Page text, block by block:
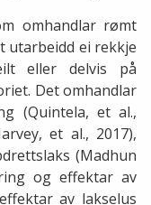
omhandlar rømt
utarbeidd ei rekkje
eller delvis på
Det omhandlar
(Quintela, et al.,
et al., 2017),
(Madhun
og effektar av
av lakselus